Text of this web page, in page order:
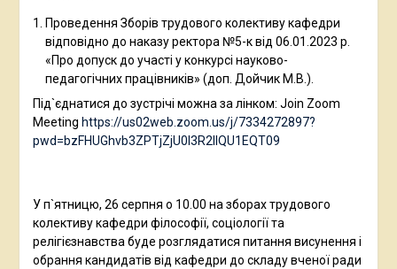
Проведення Зборів трудового колективу кафедри
відповідно до наказу ректора №5-к від 06.01.2023 р.
«Про допуск до участі у конкурсі науково-
педагогічних працівників» (доп. Дойчик М.В.).
Під`єднатися до зустрічі можна за лінком: Join Zoom
Meeting https://us02web.zoom.us/j/7334272897?
pwd=bzFHUGhvb3ZPTjZjU0l3R2llQU1EQT09
У п`ятницю, 26 серпня о 10.00 на зборах трудового
колективу кафедри філософії, соціології та
релігієзнавства буде розглядатися питання висунення і
обрання кандидатів від кафедри до складу вченої ради